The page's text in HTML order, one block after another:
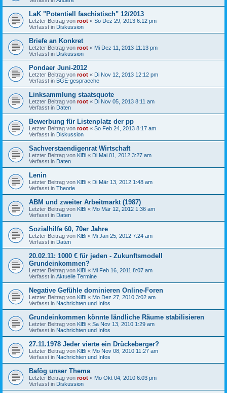
LaK "Potentiell faschistisch" 12/2013
Letzter Beitrag von root « So Dez 29, 2013 6:12 pm
Verfasst in Diskussion
Briefe an Konkret
Letzter Beitrag von root « Mi Dez 11, 2013 11:13 pm
Verfasst in Diskussion
Pondaer Juni-2012
Letzter Beitrag von root « Di Nov 12, 2013 12:12 pm
Verfasst in BGE-gespraeche
Linksammlung staatsquote
Letzter Beitrag von root « Di Nov 05, 2013 8:11 am
Verfasst in Daten
Bewerbung für Listenplatz der pp
Letzter Beitrag von root « So Feb 24, 2013 8:17 am
Verfasst in Diskussion
Sachverstaendigenrat Wirtschaft
Letzter Beitrag von KlBi « Di Mai 01, 2012 3:27 am
Verfasst in Daten
Lenin
Letzter Beitrag von KlBi « Di Mär 13, 2012 1:48 am
Verfasst in Theorie
ABM und zweiter Arbeitmarkt (1987)
Letzter Beitrag von KlBi « Mo Mär 12, 2012 1:36 am
Verfasst in Daten
Sozialhilfe 60, 70er Jahre
Letzter Beitrag von KlBi « Mi Jan 25, 2012 7:24 am
Verfasst in Daten
20.02.11: 1000 € für jeden - Zukunftsmodell
Grundeinkommen?
Letzter Beitrag von KlBi « Mi Feb 16, 2011 8:07 am
Verfasst in Aktuelle Termine
Negative Gefühle dominieren Online-Foren
Letzter Beitrag von KlBi « Mo Dez 27, 2010 3:02 am
Verfasst in Nachrichten und Infos
Grundeinkommen könnte ländliche Räume stabilisieren
Letzter Beitrag von KlBi « Sa Nov 13, 2010 1:29 am
Verfasst in Nachrichten und Infos
27.11.1978 Jeder vierte ein Drückeberger?
Letzter Beitrag von KlBi « Mo Nov 08, 2010 11:27 am
Verfasst in Nachrichten und Infos
Bafög unser Thema
Letzter Beitrag von root « Mo Okt 04, 2010 6:03 pm
Verfasst in Diskussion